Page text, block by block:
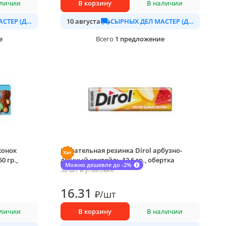
СЫРНЫХ ДЕЛ МАСТЕР (ДАЛИМО)
В корзину В наличии
10 августа
СЫРНЫХ ДЕЛ МАСТЕР (ДАЛИМО)
Всего 1 предложение
гр.,
Можно дешевле до -2%
Жевательная резинка Dirol арбузно-
дынный коктейль 13,6 гр., обертка
30 шт в упаковке
16.31 ₽/шт
В корзину В наличии